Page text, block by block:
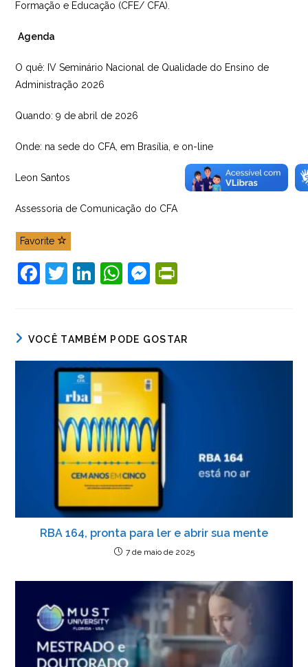
Formação e Educação (CFE/ CFA).
Agenda
O quê: IV Seminário Nacional de Qualidade do Ensino de
Administração 2026
Quando: 9 de abril de 2026
Onde: na sede do CFA, em Brasília, e on-line
Leon Santos
Assessoria de Comunicação do CFA
Favorite
F
e
b
k
T
er
Li
e
dI
n
W
s
A
p
p
M
e
n
g
er
ri
e
VOCÊ TAMBÉM PODE GOSTAR
RBA 164, pronta para ler e abrir sua mente
7 de maio de 2025